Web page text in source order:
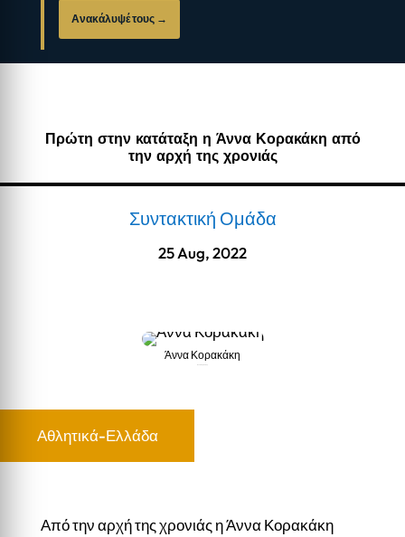
Ανακάλυψέ τους →
Πρώτη στην κατάταξη η Άννα Κορακάκη από
την αρχή της χρονιάς
Συντακτική Ομάδα
25 Aug, 2022
Άννα Κορακάκη
Αθλητικά-Ελλάδα
Από την αρχή της χρονιάς η Άννα Κορακάκη